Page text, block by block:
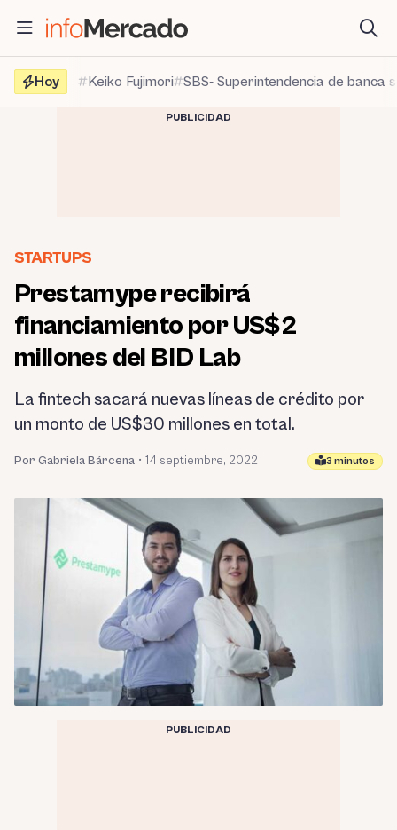
contenido
Hoy
Keiko Fujimori SBS- Superintendencia de banca
PUBLICIDAD
STARTUPS
Prestamype recibirá
financiamiento por US$2
millones del BID Lab
La fintech sacará nuevas líneas de crédito por
un monto de US$30 millones en total.
Por Gabriela Bárcena • 14 septiembre, 2022 3 minutos
PUBLICIDAD